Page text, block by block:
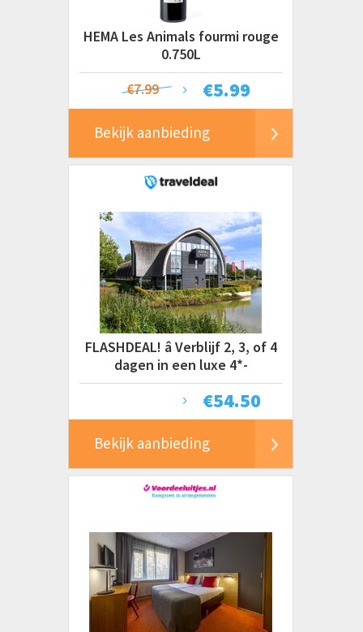
HEMA Les Animals fourmi rouge
0.750L
€5.99
€7.99
Bekijk aanbieding
FLASHDEAL! â Verblijf 2, 3, of 4
dagen in een luxe 4*-
designhotel op de Veluwe in
€54.50
Bekijk aanbieding